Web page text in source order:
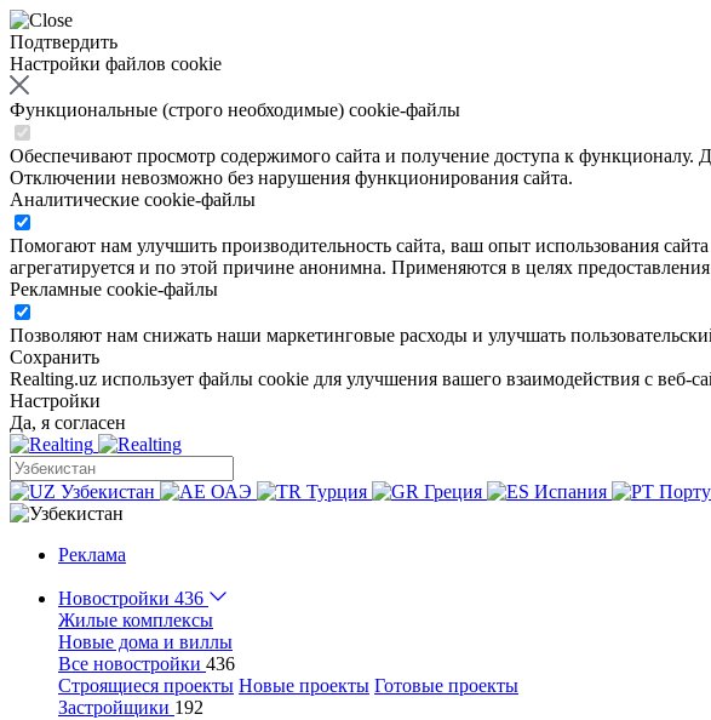
Подтвердить
Настройки файлов cookie
Функциональные (строго необходимые) cookie-файлы
Обеспечивают просмотр содержимого сайта и получение доступа к функционалу.
Отключении невозможно без нарушения функционирования сайта.
Аналитические cookie-файлы
Помогают нам улучшить производительность сайта, ваш опыт использования
агрегатируется и по этой причине анонимна. Применяются в целях
Рекламные cookie-файлы
Позволяют нам снижать наши маркетинговые расходы и улучшать
Сохранить
Realting.uz использует файлы cookie для улучшения вашего взаимодействия с веб-
Настройки
Да, я согласен
Узбекистан ОАЭ Турция Греция Испания
Реклама
Новостройки 436
Жилые комплексы
Новые дома и виллы
Все новостройки 436
Строящиеся проекты Новые проекты Готовые проекты
Застройщики 192